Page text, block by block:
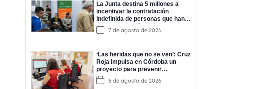
La Junta destina 5 millones a
incentivar la contratación
indefinida de personas que han
completado prácticas del
programa EPES
7 de agosto de 2026
‘Las heridas que no se ven’: Cruz
Roja impulsa en Córdoba un
proyecto para prevenir
adicciones y cuidar la salud
mental6 de agosto de 2026